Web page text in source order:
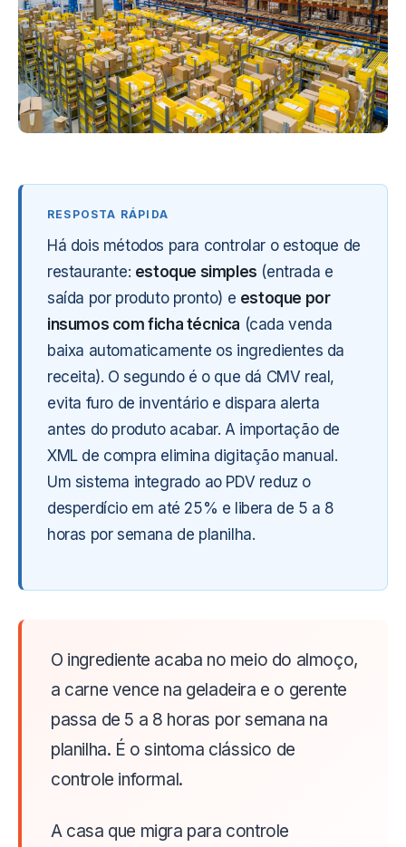
Há dois métodos para controlar o estoque de
restaurante: estoque simples (entrada e
saída por produto pronto) e estoque por
insumos com ficha técnica (cada venda
baixa automaticamente os ingredientes da
receita). O segundo é o que dá CMV real,
evita furo de inventário e dispara alerta
antes do produto acabar. A importação de
XML de compra elimina digitação manual.
Um sistema integrado ao PDV reduz o
desperdício em até 25% e libera de 5 a 8
horas por semana de planilha.
O ingrediente acaba no meio do almoço,
a carne vence na geladeira e o gerente
passa de 5 a 8 horas por semana na
planilha. É o sintoma clássico de
controle informal.
A casa que migra para controle